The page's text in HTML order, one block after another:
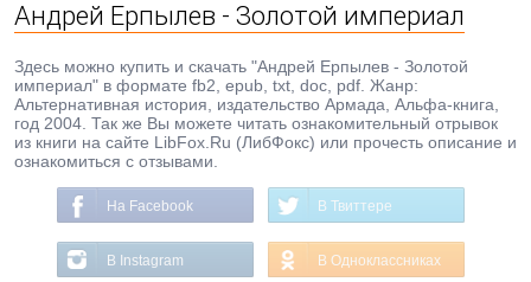
Андрей Ерпылев - Золотой империал
Здесь можно купить и скачать "Андрей Ерпылев - Золотой
империал" в формате fb2, epub, txt, doc, pdf. Жанр:
Альтернативная история, издательство Армада, Альфа-книга,
год 2004. Так же Вы можете читать ознакомительный отрывок
из книги на сайте LibFox.Ru (ЛибФокс) или прочесть описание и
ознакомиться с отзывами.
На Facebook В Твиттере
В Instagram В Одноклассниках